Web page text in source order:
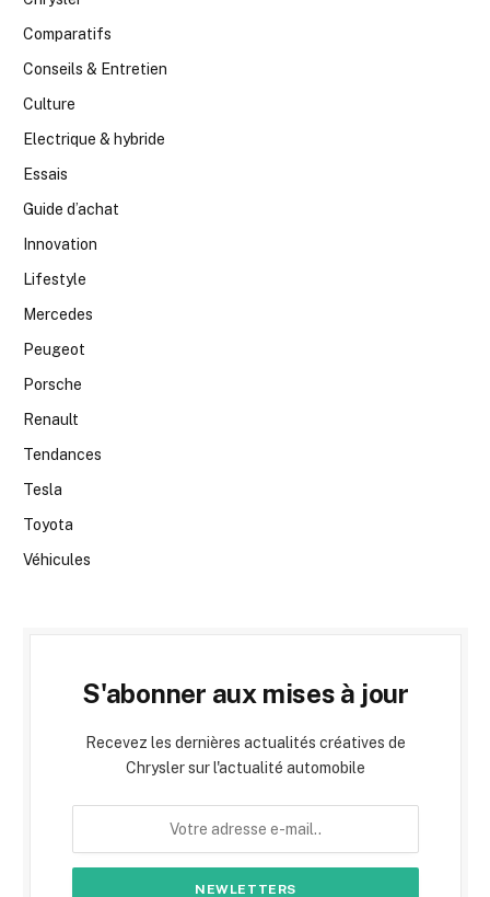
Comparatifs
Conseils & Entretien
Culture
Electrique & hybride
Essais
Guide d’achat
Innovation
Lifestyle
Mercedes
Peugeot
Porsche
Renault
Tendances
Tesla
Toyota
Véhicules
S'abonner aux mises à jour
Recevez les dernières actualités créatives de
Chrysler sur l'actualité automobile